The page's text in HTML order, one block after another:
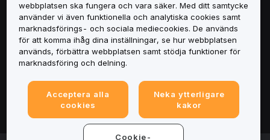
Tjänster
Support
webbplatsen ska fungera och vara säker. Med ditt samtycke
använder vi även funktionella och analytiska cookies samt
marknadsförings- och sociala mediecookies. De används
för att komma ihåg dina inställningar, se hur webbplatsen
används, förbättra webbplatsen samt stödja funktioner för
marknadsföring och delning.
Acceptera alla
cookies
Neka ytterligare
kakor
Cookie-